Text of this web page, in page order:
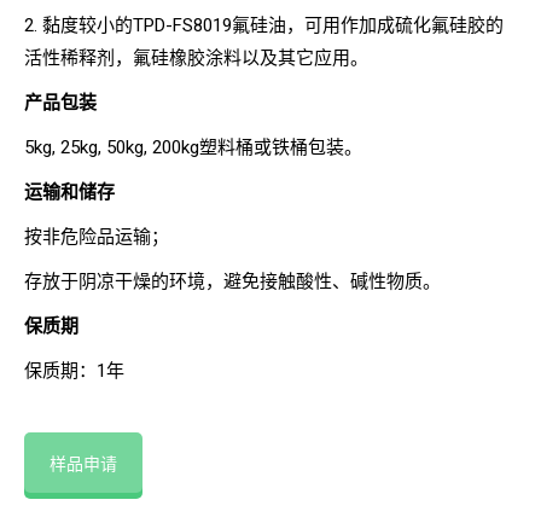
2. 黏度较小的TPD-FS8019氟硅油，可用作加成硫化氟硅胶的
活性稀释剂，氟硅橡胶涂料以及其它应用。
产品包装
5kg, 25kg, 50kg, 200kg塑料桶或铁桶包装。
运输和储存
按非危险品运输；
存放于阴凉干燥的环境，避免接触酸性、碱性物质。
保质期
保质期：1年
样品申请